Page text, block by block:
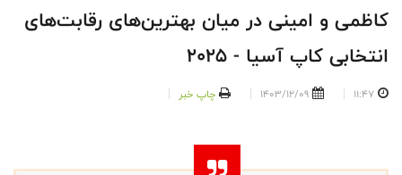
کاظمی و امینی در میان بهترین‌های رقابت‌های
انتخابی کاپ آسیا - ۲۰۲۵
11:47
1403/12/09 چاپ خبر